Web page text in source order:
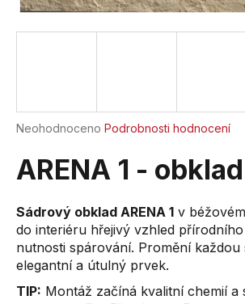
Průměrné
produktu
je
z
5
hvězdiček.
Neohodnoceno Podrobnosti hodnocení
ARENA 1 - obklad
Sádrový obklad ARENA 1 v
do interiéru hřejivý vzhled
nutnosti spárování. Promění každou
elegantní a útulný prvek.
TIP: Montáž začíná kvalitní chemií a
a
D
o
p